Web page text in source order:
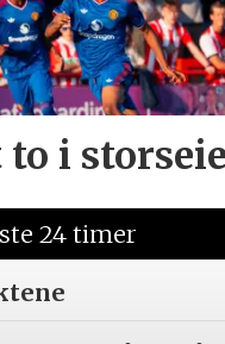
to i
24 timer